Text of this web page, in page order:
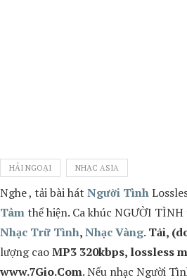
HẢI NGOẠI NHẠC ASIA
Nghe , tải bài hát Người Tình
Tâmthể hiện. Ca khúc NGƯỜI TÌNH
Nhạc Trữ Tình,Nhạc Vàng. Tải,
lượng caoMP3 320kbps, lossless
www.7Gio.Com. Nếu nhạc Người